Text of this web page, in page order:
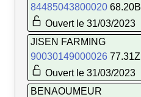
84485043800020 68.20B
Ouvert le 31/03/2023
JISEN FARMING
90030149000026 77.31Z
Ouvert le 31/03/2023
BENAOUMEUR